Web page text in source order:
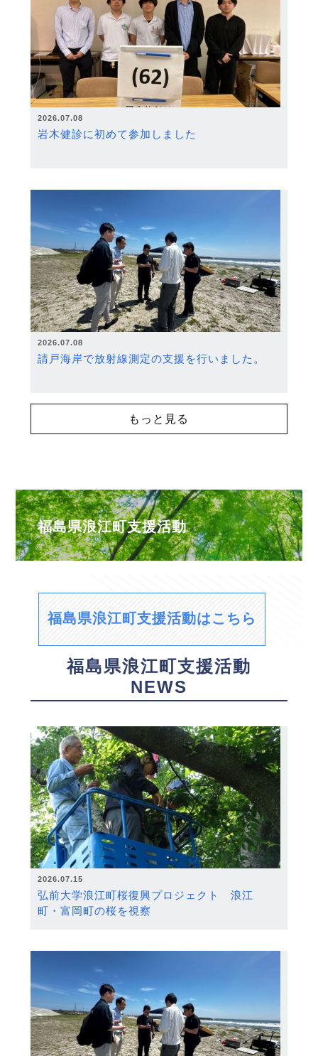
2026.07.08
岩木健診に初めて参加しました
2026.07.08
請戸海岸で放射線測定の支援を行いました。
もっと見る
福島県浪江町支援活動
福島県浪江町支援活動はこちら
福島県浪江町支援活動
NEWS
2026.07.15
弘前大学浪江町桜復興プロジェクト 浪江
町・富岡町の桜を視察